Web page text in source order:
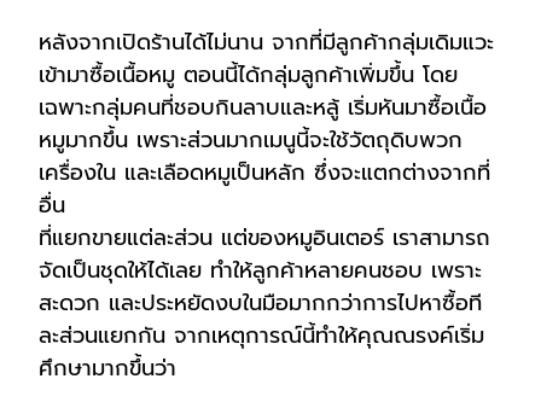
หลังจากเปิดร้านได้ไม่นาน จากที่มีลูกค้ากลุ่มเดิมแวะ
เข้ามาซื้อเนื้อหมู ตอนนี้ได้กลุ่มลูกค้าเพิ่มขึ้น โดย
เฉพาะกลุ่มคนที่ชอบกินลาบและหลู้ เริ่มหันมาซื้อเนื้อ
หมูมากขึ้น เพราะส่วนมากเมนูนี้จะใช้วัตถุดิบพวก
เครื่องใน และเลือดหมูเป็นหลัก ซึ่งจะแตกต่างจากที่
อื่น
ที่แยกขายแต่ละส่วน แต่ของหมูอินเตอร์ เราสามารถ
จัดเป็นชุดให้ได้เลย ทำให้ลูกค้าหลายคนชอบ เพราะ
สะดวก และประหยัดงบในมือมากกว่าการไปหาซื้อที
ละส่วนแยกกัน จากเหตุการณ์นี้ทำให้คุณณรงค์เริ่ม
ศึกษามากขึ้นว่า